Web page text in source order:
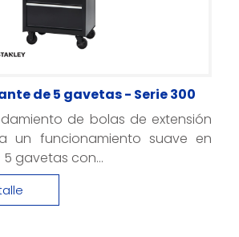
de 5 gavetas - Serie 300
de bolas de extensión
un funcionamiento suave en
gavetas con...